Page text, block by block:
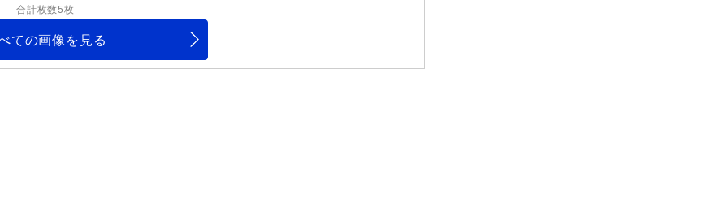
合計枚数5枚
ての画像を見る